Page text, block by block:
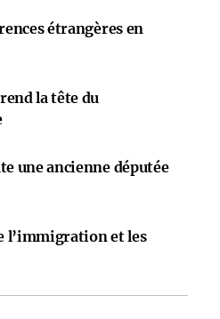
étrangères en
la tête du
une ancienne députée
l’immigration et les